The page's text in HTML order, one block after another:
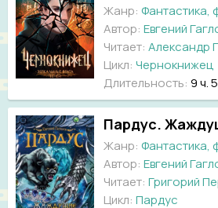
Жанр: Фантастика,
Автор: Евгений
Читает: Александр
Цикл: Чернокнижец
Длительность: 9 ч.
Пардус.
Жанр: Фантастика,
Автор: Евгений
Читает: Григорий
Цикл: Пардус